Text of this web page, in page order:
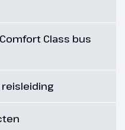
of Skye
Class bus
reisleiding